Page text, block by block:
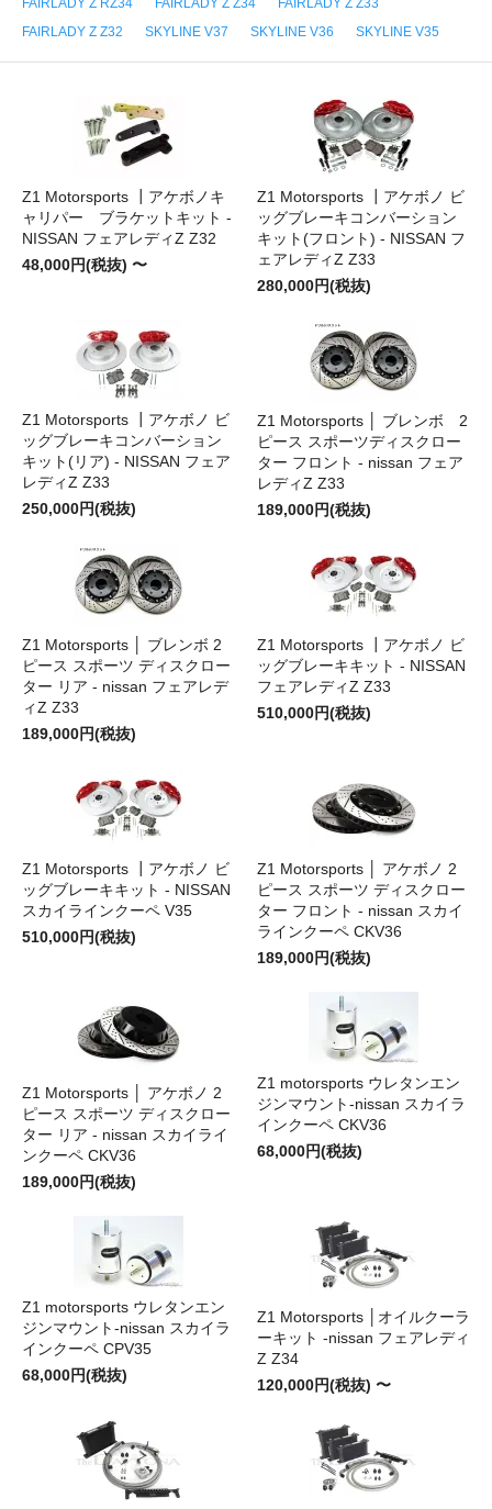
FAIRLADY Z Z32
SKYLINE V37 SKYLINE V36 SKYLINE V35
Z1 Motorsports ┃アケボノキ
ャリパー ブラケットキット -
NISSAN フェアレディZ Z32
48,000円(税抜) 〜
Z1 Motorsports ┃アケボノ ビ
ッグブレーキコンバーション
キット(フロント) - NISSAN フ
ェアレディZ Z33
280,000円(税抜)
Z1 Motorsports ┃アケボノ ビ
ッグブレーキコンバーション
キット(リア) - NISSAN フェア
レディZ Z33
250,000円(税抜)
Z1 Motorsports │ ブレンボ 2
ピース スポーツディスクロー
ター フロント - nissan フェア
レディZ Z33
189,000円(税抜)
Z1 Motorsports │ ブレンボ 2
ピース スポーツ ディスクロー
ター リア - nissan フェアレデ
ィZ Z33
189,000円(税抜)
Z1 Motorsports ┃アケボノ ビ
ッグブレーキキット - NISSAN
フェアレディZ Z33
510,000円(税抜)
Z1 Motorsports ┃アケボノ ビ
ッグブレーキキット - NISSAN
スカイラインクーペ V35
510,000円(税抜)
Z1 Motorsports │ アケボノ 2
ピース スポーツ ディスクロー
ター フロント - nissan スカイ
ラインクーペ CKV36
189,000円(税抜)
Z1 Motorsports │ アケボノ 2
ピース スポーツ ディスクロー
ター リア - nissan スカイライ
ンクーペ CKV36
189,000円(税抜)
Z1 motorsports ウレタンエン
ジンマウント-nissan スカイラ
インクーペ CKV36
68,000円(税抜)
Z1 motorsports ウレタンエン
ジンマウント-nissan スカイラ
インクーペ CPV35
68,000円(税抜)
Z1 Motorsports │オイルクーラ
ーキット -nissan フェアレディ
Z Z34
120,000円(税抜) 〜